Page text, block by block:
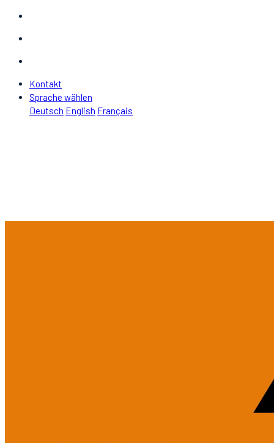
Kontakt
Sprache wählen
Deutsch English Français